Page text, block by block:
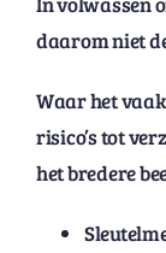
daarom niet
Waar het
risico’s tot
het bredere